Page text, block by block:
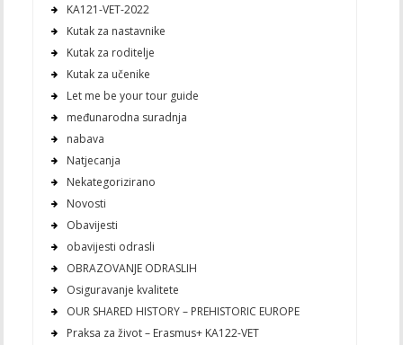
KA121-VET-2022
Kutak za nastavnike
Kutak za roditelje
Kutak za učenike
Let me be your tour guide
međunarodna suradnja
nabava
Natjecanja
Nekategorizirano
Novosti
Obavijesti
obavijesti odrasli
OBRAZOVANJE ODRASLIH
Osiguravanje kvalitete
OUR SHARED HISTORY – PREHISTORIC EUROPE
Praksa za život – Erasmus+ KA122-VET